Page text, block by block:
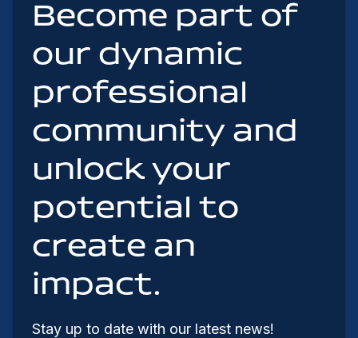
Become part of
our dynamic
professional
community and
unlock your
potential to
create an
impact.
Stay up to date with our latest news!